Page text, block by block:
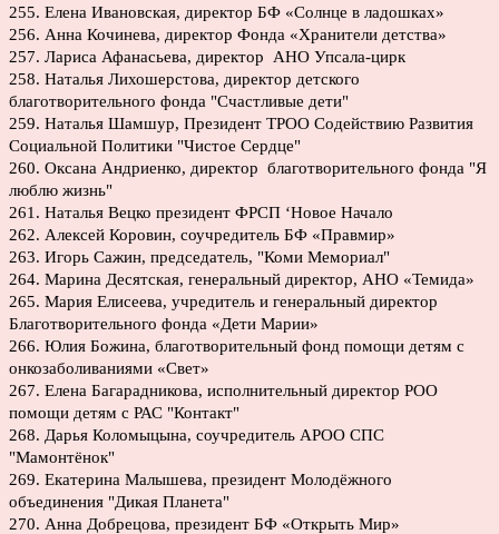
255. Елена Ивановская, директор БФ «Солнце в ладошках»
256. Анна Кочинева, директор Фонда «Хранители детства»
257. Лариса Афанасьева, директор АНО Упсала-цирк
258. Наталья Лихошерстова, директор детского
благотворительного фонда "Счастливые дети"
259. Наталья Шамшур, Президент ТРОО Содействию Развития
Социальной Политики "Чистое Сердце"
260. Оксана Андриенко, директор благотворительного фонда "Я
люблю жизнь"
261. Наталья Вецко президент ФРСП ‘Новое Начало
262. Алексей Коровин, соучредитель БФ «Правмир»
263. Игорь Сажин, председатель, "Коми Мемориал"
264. Марина Десятская, генеральный директор, АНО «Темида»
265. Мария Елисеева, учредитель и генеральный директор
Благотворительного фонда «Дети Марии»
266. Юлия Божина, благотворительный фонд помощи детям с
онкозаболиваниями «Свет»
267. Елена Багарадникова, исполнительный директор РОО
помощи детям с РАС "Контакт"
268. Дарья Коломыцына, соучредитель АРОО СПС
"Мамонтёнок"
269. Екатерина Малышева, президент Молодёжного
объединения "Дикая Планета"
270. Анна Добрецова, президент БФ «Открыть Мир»